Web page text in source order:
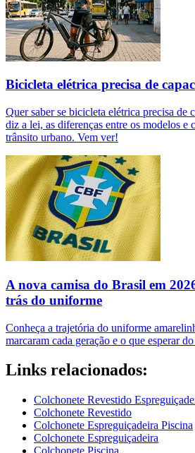
Bicicleta elétrica precisa de
Quer saber se bicicleta elétrica precisa de
diz a lei, as diferenças entre os modelos e
trânsito urbano. Vem ver!
A nova camisa do Brasil em
trás do uniforme
Conheça a trajetória do uniforme
marcaram cada geração e o que esperar
Links relacionados:
Colchonete Revestido
Colchonete Revestido
Colchonete Espreguiçadeira Piscina
Colchonete Espreguiçadeira